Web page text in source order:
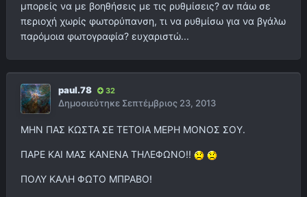
μπορείς να με βοηθήσεις με τις ρυθμίσεις? αν πάω σε
περιοχή χωρίς φωτορύπανση, τι να ρυθμίσω για να βγάλω
παρόμοια φωτογραφία? ευχαριστώ...
paul.78 32
Δημοσιεύτηκε Σεπτέμβριος 23, 2013
ΜΗΝ ΠΑΣ ΚΩΣΤΑ ΣΕ ΤΕΤΟΙΑ ΜΕΡΗ ΜΟΝΟΣ ΣΟΥ.
ΠΑΡΕ ΚΑΙ ΜΑΣ ΚΑΝΕΝΑ ΤΗΛΕΦΩΝΟ!!
ΠΟΛΥ ΚΑΛΗ ΦΩΤΟ ΜΠΡΑΒΟ!